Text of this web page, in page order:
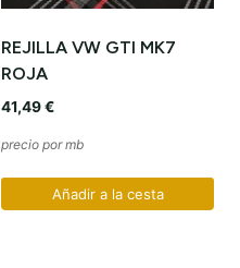
REJILLA VW GTI MK7
ROJA
41,49€
precio por mb
Añadir a la cesta